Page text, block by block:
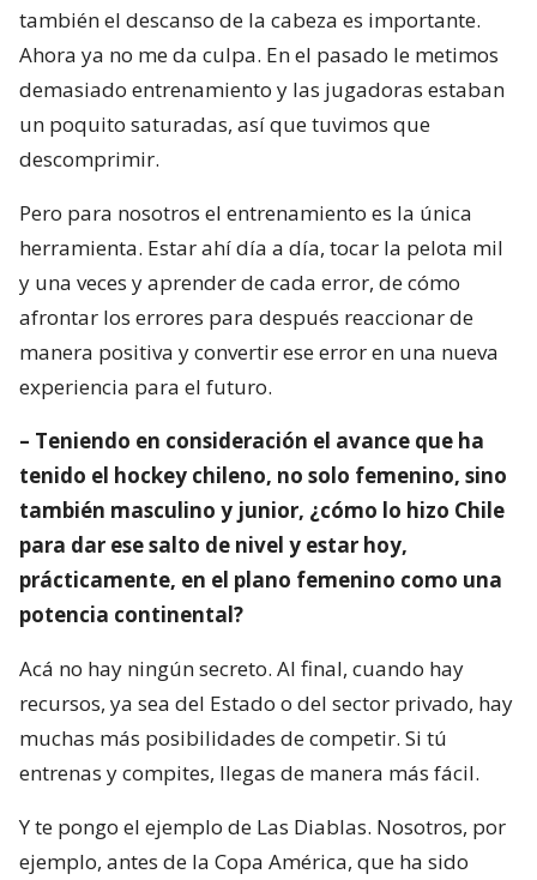
también el descanso de la cabeza es importante.
Ahora ya no me da culpa. En el pasado le metimos
demasiado entrenamiento y las jugadoras estaban
un poquito saturadas, así que tuvimos que
descomprimir.
Pero para nosotros el entrenamiento es la única
herramienta. Estar ahí día a día, tocar la pelota mil
y una veces y aprender de cada error, de cómo
afrontar los errores para después reaccionar de
manera positiva y convertir ese error en una nueva
experiencia para el futuro.
– Teniendo en consideración el avance que ha
tenido el hockey chileno, no solo femenino, sino
también masculino y junior, ¿cómo lo hizo Chile
para dar ese salto de nivel y estar hoy,
prácticamente, en el plano femenino como una
potencia continental?
Acá no hay ningún secreto. Al final, cuando hay
recursos, ya sea del Estado o del sector privado, hay
muchas más posibilidades de competir. Si tú
entrenas y compites, llegas de manera más fácil.
Y te pongo el ejemplo de Las Diablas. Nosotros, por
ejemplo, antes de la Copa América, que ha sido